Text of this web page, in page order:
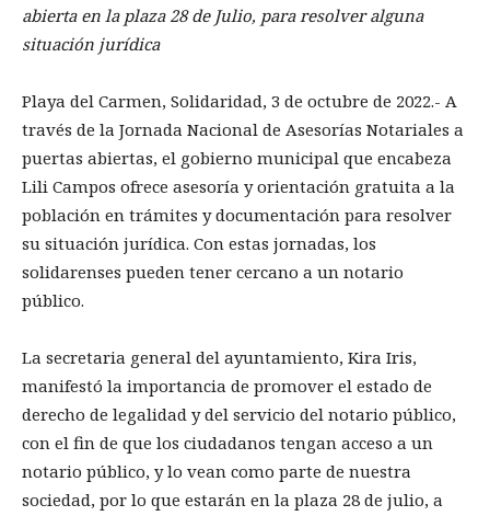
abierta en la plaza 28 de Julio, para resolver alguna
situación jurídica
Playa del Carmen, Solidaridad, 3 de octubre de 2022.- A
través de la Jornada Nacional de Asesorías Notariales a
puertas abiertas, el gobierno municipal que encabeza
Lili Campos ofrece asesoría y orientación gratuita a la
población en trámites y documentación para resolver
su situación jurídica. Con estas jornadas, los
solidarenses pueden tener cercano a un notario
público.
La secretaria general del ayuntamiento, Kira Iris,
manifestó la importancia de promover el estado de
derecho de legalidad y del servicio del notario público,
con el fin de que los ciudadanos tengan acceso a un
notario público, y lo vean como parte de nuestra
sociedad, por lo que estarán en la plaza 28 de julio, a